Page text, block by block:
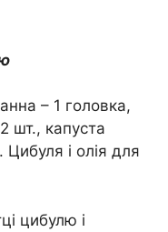
– 1 головка,
шт., капуста
Цибуля і олія для
цибулю і